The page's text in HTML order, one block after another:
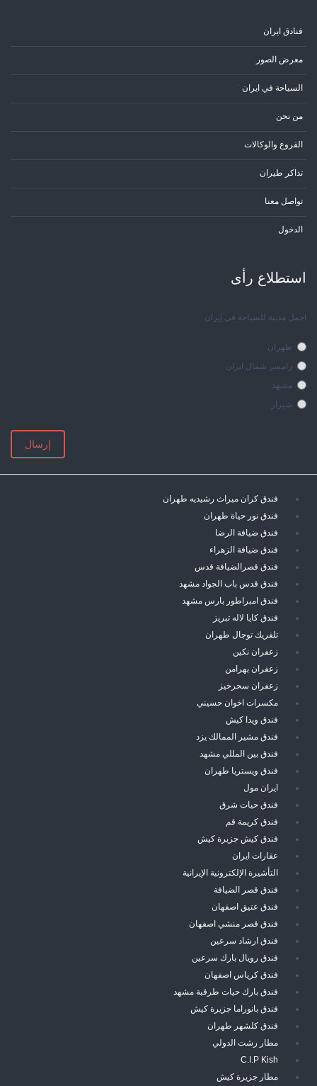
فنادق ايران
معرض الصور
السياحة في ايران
من نحن
الفروع والوكالات
تذاكر طيران
تواصل معنا
الدخول
استطلاع رأی
اجمل مدينة للسياحة في إيران
طهران
رامسر شمال ايران
مشهد
شيراز
إرسال
فندق كران ميراث رشيديه طهران
فندق نور حياة طهران
فندق ضيافة الرضا
فندق ضيافة الزهراء
فندق قصرالضيافة قدس
فندق قدس باب الجواد مشهد
فندق امبراطور بارس مشهد
فندق كايا لاله تبريز
تلفريك توجال طهران
زعفران نكين
زعفران بهرامن
زعفران سحرخيز
مكسرات اخوان حسيني
فندق ويدا كيش
فندق مشير الممالك يزد
فندق بين المللي مشهد
فندق ويستريا طهران
ايران مول
فندق حيات شرق
فندق كريمة قم
فندق كيش جزيرة كيش
عقارات ايران
التأشيرة الإلكترونية الإيرانية
فندق قصر الضيافة
فندق عتيق اصفهان
فندق قصر منشي اصفهان
فندق ارشاد سرعين
فندق رويال بارك سرعين
فندق كرياس اصفهان
فندق بارك حيات طرقبة مشهد
فندق بانوراما جزيرة كيش
فندق كلشهر طهران
مطار رشت الدولي
C.I.P Kish
مطار جزيرة كيش